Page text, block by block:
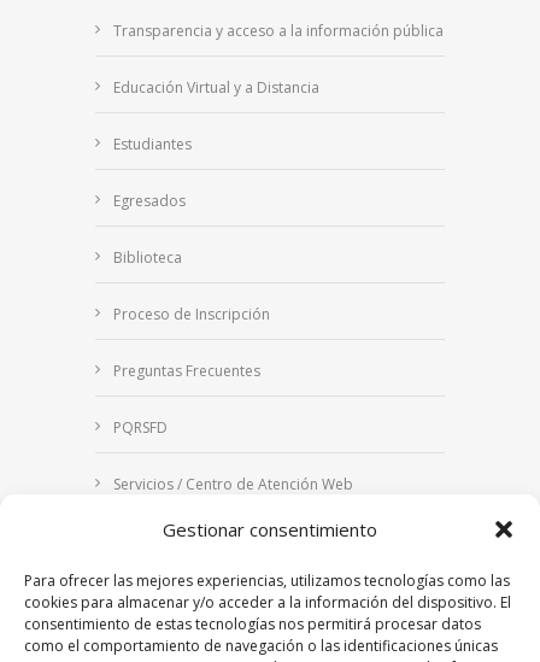
Gestionar consentimiento
Para ofrecer las mejores experiencias, utilizamos tecnologías como las
cookies para almacenar y/o acceder a la información del dispositivo. El
consentimiento de estas tecnologías nos permitirá procesar datos
como el comportamiento de navegación o las identificaciones únicas
Transparencia y acceso a la información pública
Educación Virtual y a Distancia
Estudiantes
Egresados
Biblioteca
Proceso de Inscripción
Preguntas Frecuentes
PQRSFD
Servicios / Centro de Atención Web
Correo Institucional
Notificaciones judiciales